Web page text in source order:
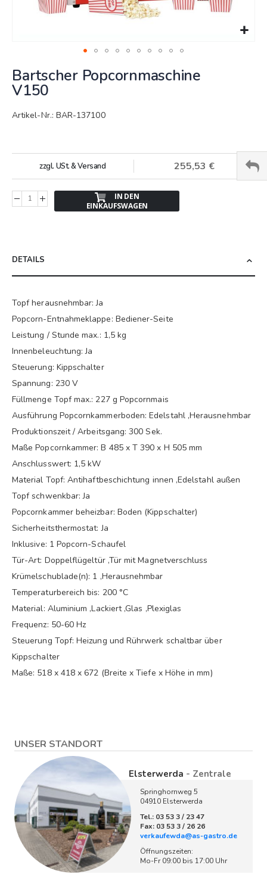
zum
Anfang
der
Bildergalerie
Bartscher Popcornmaschine
V150
Artikel-Nr.: BAR-137100
255,53 €
zzgl. USt. & Versand
IN DEN
EINKAUFSWAGEN
DETAILS
Topf herausnehmbar: Ja
Popcorn-Entnahmeklappe: Bediener-Seite
Leistung / Stunde max.: 1,5 kg
Innenbeleuchtung: Ja
Steuerung: Kippschalter
Spannung: 230 V
Füllmenge Topf max.: 227 g Popcornmais
Ausführung Popcornkammerboden: Edelstahl ,Herausnehmbar
Produktionszeit / Arbeitsgang: 300 Sek.
Maße Popcornkammer: B 485 x T 390 x H 505 mm
Anschlusswert: 1,5 kW
Material Topf: Antihaftbeschichtung innen ,Edelstahl außen
Topf schwenkbar: Ja
Popcornkammer beheizbar: Boden (Kippschalter)
Sicherheitsthermostat: Ja
Inklusive: 1 Popcorn-Schaufel
Tür-Art: Doppelflügeltür ,Tür mit Magnetverschluss
Krümelschublade(n): 1 ,Herausnehmbar
Temperaturbereich bis: 200 °C
Material: Aluminium ,Lackiert ,Glas ,Plexiglas
Frequenz: 50-60 Hz
Steuerung Topf: Heizung und Rührwerk schaltbar über
Kippschalter
Maße: 518 x 418 x 672 (Breite x Tiefe x Höhe in mm)
UNSER STANDORT
Elsterwerda - Zentrale
Springhornweg 5
04910 Elsterwerda
Tel.: 03 53 3 / 23 47
Fax: 03 53 3 / 26 26
verkaufewda@as-gastro.de
Öffnungszeiten:
Mo-Fr 09:00 bis 17:00 Uhr